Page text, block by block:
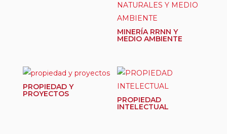
MINERÍA RRNN Y
MEDIO AMBIENTE
PROPIEDAD Y
PROYECTOS
PROPIEDAD
INTELECTUAL